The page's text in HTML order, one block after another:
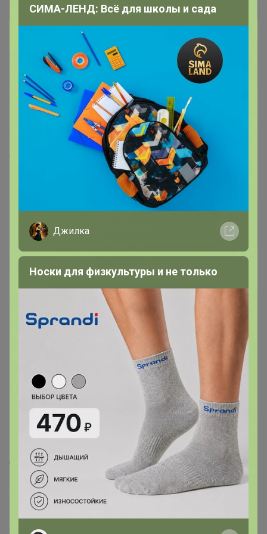
Yukka
Магистр
12 мая, 2021 10:36
, добрый день! Высылала вам фото
сандалий без светодиодов. Есть какое-то решение по
Великий магистр
12 мая, 2021 16:10
apellsinka, добрый день! Высылала вам фото
сандалий без светодиодов. Есть какое-то решение
по ним?
— Yukka
Добрый день
Вы мне высылали фото в ЛС - в ответ я Вам ответила
в ЛС!
Фото нужны на фоне нейтральном, как-будто склад
СИМА-ЛЕНД: Всё для школы и сада
Джилка
Носки для физкультуры и не только